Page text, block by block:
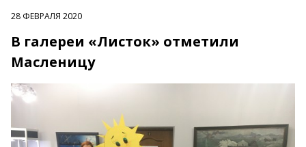
28 ФЕВРАЛЯ 2020
В галереи «Листок» отметили
Масленицу